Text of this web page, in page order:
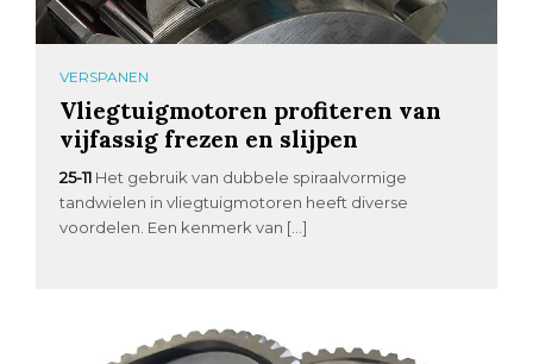
VERSPANEN
Vliegtuigmotoren profiteren van
vijfassig frezen en slijpen
25-11 Het gebruik van dubbele spiraalvormige
tandwielen in vliegtuigmotoren heeft diverse
voordelen. Een kenmerk van […]